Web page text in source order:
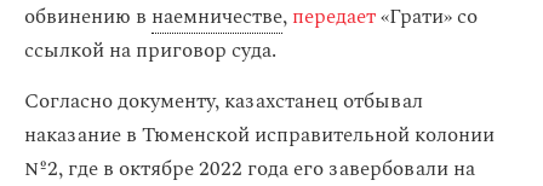
обвинению в наемничестве,передает«Грати» со
ссылкой на приговор суда.
Согласно документу, казахстанец отбывал
наказание в Тюменской исправительной колонии
№2, где в октябре 2022 года его завербовали на